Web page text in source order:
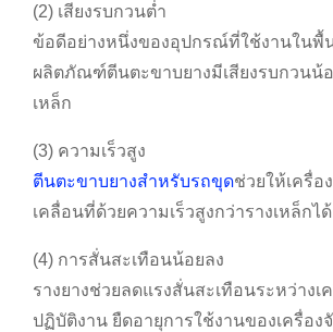
(2) เสียงรบกวนต่ำ
ข้อดีอย่างหนึ่งของอุปกรณ์ที่ใช้งานในพื้
ผลิตภัณฑ์ตีนตะขาบยางมีเสียงรบกวนน้
เหล็ก
(3) ความเร็วสูง
ตีนตะขาบยางสำหรับรถขุดช่วยให้เครื่อ
เคลื่อนที่ด้วยความเร็วสูงกว่ารางเหล็กได้
(4) การสั่นสะเทือนน้อยลง
รางยางช่วยลดแรงสั่นสะเทือนระหว่างเ
ปฏิบัติงาน ยืดอายุการใช้งานของเครื่อง